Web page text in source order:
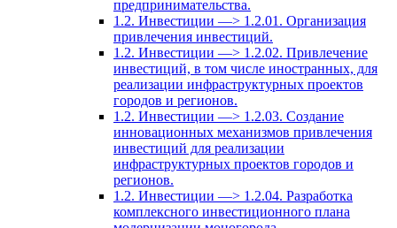
предпринимательства.
1.2. Инвестиции —> 1.2.01. Организация
привлечения инвестиций.
1.2. Инвестиции —> 1.2.02. Привлечение
инвестиций, в том числе иностранных, для
реализации инфраструктурных проектов
городов и регионов.
1.2. Инвестиции —> 1.2.03. Создание
инновационных механизмов привлечения
инвестиций для реализации
инфраструктурных проектов городов и
регионов.
1.2. Инвестиции —> 1.2.04. Разработка
комплексного инвестиционного плана